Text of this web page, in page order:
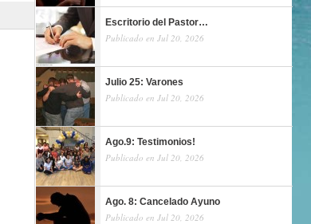
Escritorio del Pastor…
Publicado en Jul 20, 2026
Julio 25: Varones
Publicado en Jul 20, 2026
Ago.9: Testimonios!
Publicado en Jul 20, 2026
Ago. 8: Cancelado Ayuno
Publicado en Jul 20, 2026